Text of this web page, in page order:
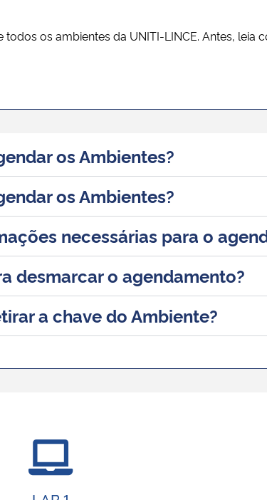
os ambientes da UNITI-LINCE. Antes,
os Ambientes?
os Ambientes?
necessárias para o
desmarcar o agendamento?
a chave do Ambiente?